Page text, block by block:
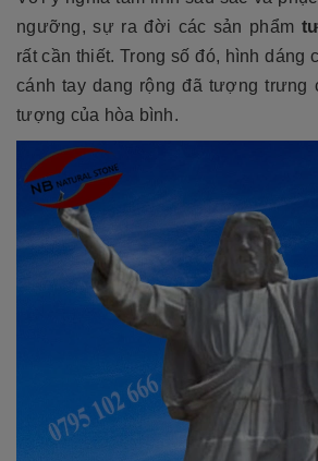
ngưỡng, sự ra đời các sản phẩm
rất cần thiết. Trong số đó, hình dáng
cánh tay dang rộng đã tượng trưng
tượng của hòa bình.